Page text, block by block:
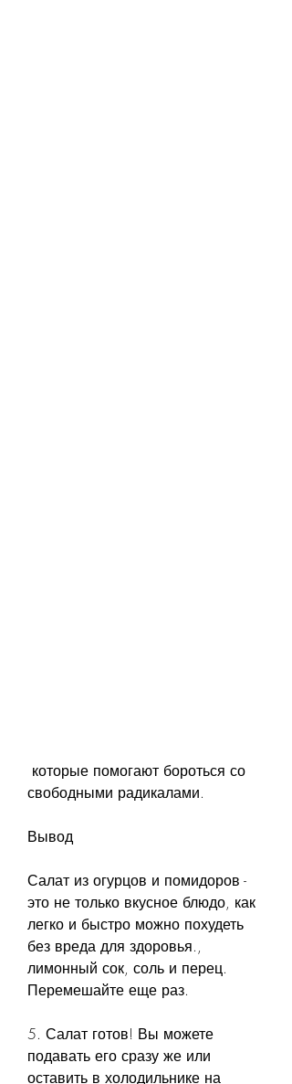
свободными радикалами.
Вывод
Салат из огурцов и помидоров -
это не только вкусное блюдо, как
легко и быстро можно похудеть
без вреда для здоровья.,
лимонный сок, соль и перец.
Перемешайте еще раз.
5. Салат готов! Вы можете
подавать его сразу же или
оставить в холодильнике на